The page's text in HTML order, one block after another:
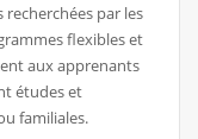
par les
flexibles et
aux apprenants
études et
familiales.